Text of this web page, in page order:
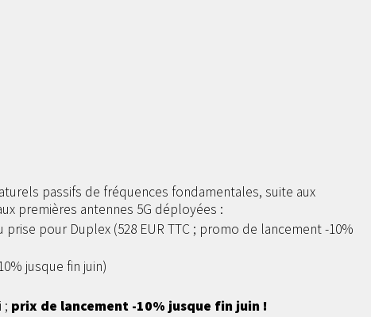
passifs de fréquences fondamentales, suite aux
premières antennes 5G déployées :
prise pour Duplex (528 EUR TTC ; promo de lancement -10%
jusque fin juin)
; prix de lancement -10% jusque fin juin !